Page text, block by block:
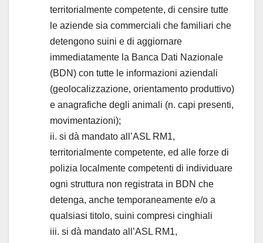
territorialmente competente, di censire tutte
le aziende sia commerciali che familiari che
detengono suini e di aggiornare
immediatamente la Banca Dati Nazionale
(BDN) con tutte le informazioni aziendali
(geolocalizzazione, orientamento produttivo)
e anagrafiche degli animali (n. capi presenti,
movimentazioni);
ii. si dà mandato all’ASL RM1,
territorialmente competente, ed alle forze di
polizia localmente competenti di individuare
ogni struttura non registrata in BDN che
detenga, anche temporaneamente e/o a
qualsiasi titolo, suini compresi cinghiali
iii. si dà mandato all’ASL RM1,